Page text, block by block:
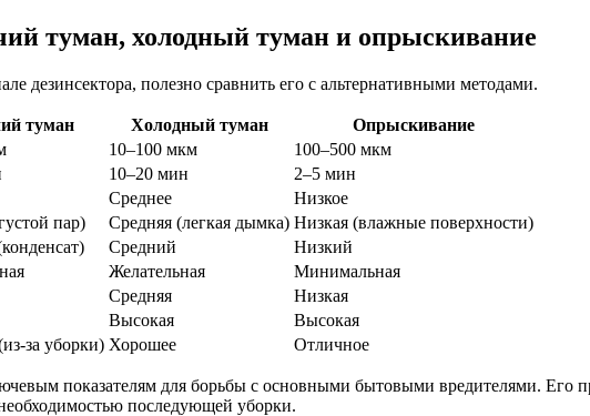
туман, холодный туман и опрыскивание
дезинсектора, полезно сравнить его с альтернативными методами.
туман Холодный туман
Опрыскивание
10–100 мкм
100–500 мкм
10–20 мин
2–5 мин
Среднее
Низкое
пар) Средняя (легкая дымка) Низкая (влажные поверхности)
Средний
Низкий
Желательная
Минимальная
Средняя
Низкая
Высокая
Высокая
за уборки) Хорошее Отличное
показателям для борьбы с основными бытовыми вредителями.
последующей уборки.